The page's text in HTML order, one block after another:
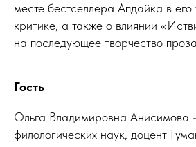
месте бестселлера Апдайка в его
критике, а также о влиянии
на последующее творчество
Гость
Ольга Владимировна Анисимова
филологических наук, доцент